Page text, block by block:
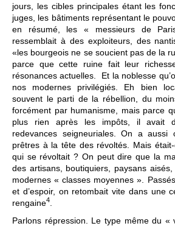
jours, les cibles principales étant les
juges, les bâtiments représentant le
en résumé, les « messieurs de
ressemblait à des exploiteurs, des
«les bourgeois ne se soucient pas de la
parce que cette ruine fait leur
résonances actuelles. Et la noblesse
nos modernes privilégiés. Eh bien
souvent le parti de la rébellion, du
forcément par humanisme, mais parce
plus rien après les impôts, il avait
redevances seigneuriales. On a aussi
prêtres à la tête des révoltés. Mais
qui se révoltait ? On peut dire que la
des artisans, boutiquiers, paysans
modernes « classes moyennes ».
et d’espoir, on retombait vite dans une
rengaine4
Parlons répression. Le type même du «